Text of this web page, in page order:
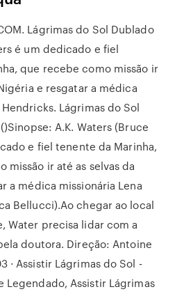
Lágrimas do Sol Dublado
é um dedicado e fiel
que recebe como missão ir
e resgatar a médica
Lágrimas do Sol
A.K. Waters (Bruce
e fiel tenente da Marinha,
missão ir até as selvas da
a médica missionária Lena
Bellucci).Ao chegar ao local
Water precisa lidar com a
doutora. Direção: Antoine
· Assistir Lágrimas do Sol -
Legendado, Assistir Lágrimas